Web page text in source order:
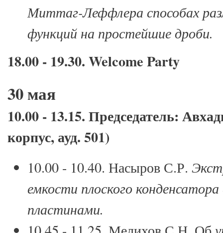
Миттаг-Леффлера способах
функций на простейшие дроби.
18.00 - 19.30. Welcome Party
30 мая
10.00 - 13.15. Председатель:
корпус, ауд. 501)
10.00 - 10.40. Насыров С.Р.
емкости плоского
пластинами.